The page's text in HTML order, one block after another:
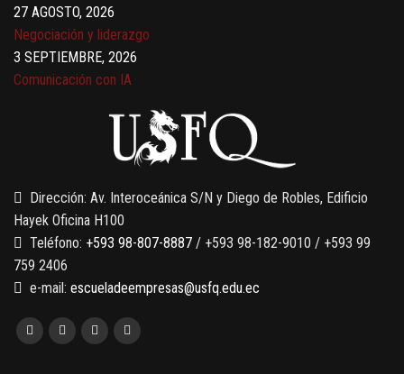
27 AGOSTO, 2026
Negociación y liderazgo
3 SEPTIEMBRE, 2026
Comunicación con IA
Gobernanza de datos
13 AGOSTO, 2026
Finanzas para no financieros
Dirección: Av. Interoceánica S/N y Diego de Robles, Edificio
Hayek Oficina H100
Teléfono: +593 98-807-8887 / +593 98-182-9010 / +593 99
759 2406
e-mail: escueladeempresas@usfq.edu.ec